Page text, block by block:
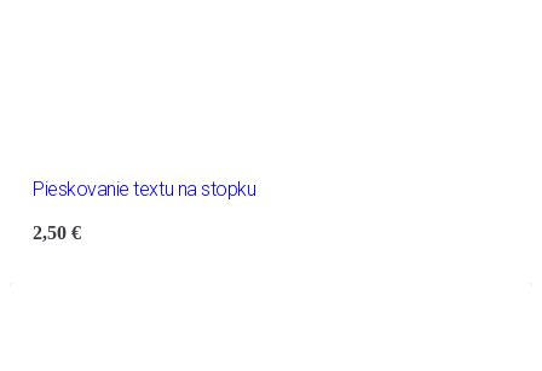
Pieskovanie textu na stopku
2,50€